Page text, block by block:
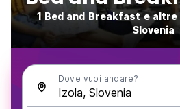
1 Bed and Breakfast e altre
Slovenia
Dove vuoi andare?